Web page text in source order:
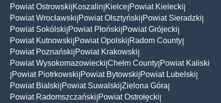
Powiat Ostrowski Koszalin Kielce Powiat Kielecki
Powiat Wrocławski Powiat Olsztyński Powiat Sieradzki
Powiat Sokólski Powiat Płoński Powiat Grójecki
Powiat Kutnowski Powiat Opolski Radom County
Powiat Poznański Powiat Krakowski
Powiat Wysokomazowiecki Chełm County Powiat Kaliski
Powiat Piotrkowski Powiat Bytowski Powiat Lubelski
Powiat Bialski Powiat Suwalski Zielona Góra
Powiat Radomszczański Powiat Ostrołęcki